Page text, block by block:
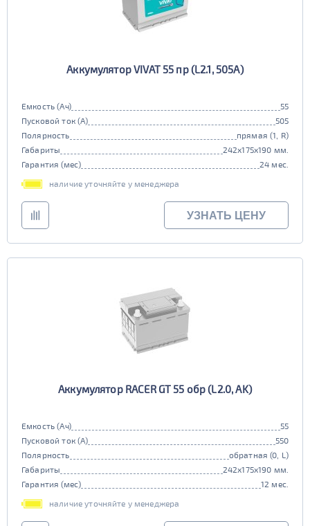
Аккумулятор VIVAT 55 пр (L2.1, 505A)
Емкость (Ач)
55
Пусковой ток (А)
505
Полярность
прямая (1, R)
Габариты
242x175x190 мм.
Гарантия (мес)
24 мес.
наличие уточняйте у менеджера
УЗНАТЬ ЦЕНУ
Аккумулятор RACER GT 55 обр (L2.0, AK)
Емкость (Ач)
55
Пусковой ток (А)
550
Полярность
обратная (0, L)
Габариты
242x175x190 мм.
Гарантия (мес)
12 мес.
наличие уточняйте у менеджера